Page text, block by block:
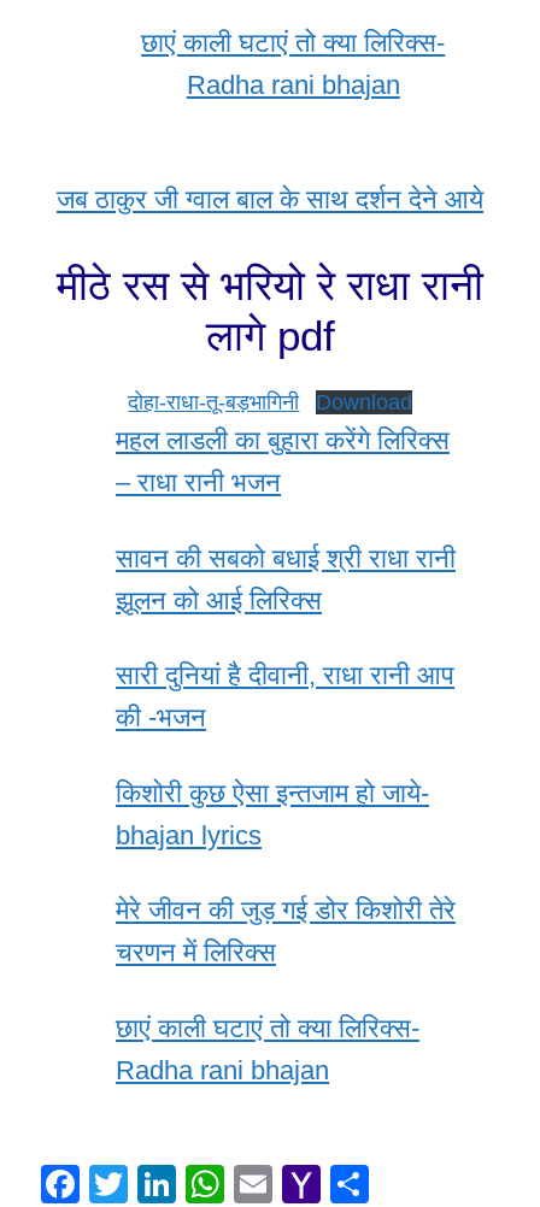
छाएं काली घटाएं तो क्या लिरिक्स-
Radha rani bhajan
जब ठाकुर जी ग्वाल बाल के साथ दर्शन देने आये
मीठे रस से भरियो रे राधा रानी
लागे pdf
दोहा-राधा-तू-बड़भागिनी Download
महल लाडली का बुहारा करेंगे लिरिक्स
– राधा रानी भजन
सावन की सबको बधाई श्री राधा रानी
झूलन को आई लिरिक्स
सारी दुनियां है दीवानी, राधा रानी आप
की -भजन
किशोरी कुछ ऐसा इन्तजाम हो जाये-
bhajan lyrics
मेरे जीवन की जुड़ गई डोर किशोरी तेरे
चरणन में लिरिक्स
छाएं काली घटाएं तो क्या लिरिक्स-
Radha rani bhajan
F
T
Li
W
E
Y